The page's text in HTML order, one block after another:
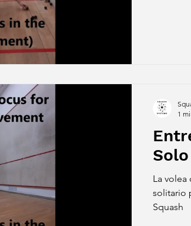
La volea
solitario
Squash
1